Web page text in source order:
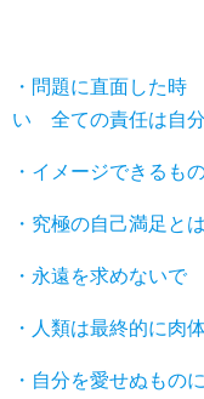
・問題に直面した
い 全ての責任は自
・イメージできるも
・究極の自己満足と
・永遠を求めない
・人類は最終的に肉
・自分を愛せぬも